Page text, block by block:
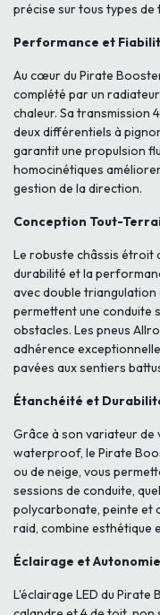
précise sur tous types de
Performance et
Au cœur du Pirate
complété par un
chaleur. Sa transmission
deux différentiels à
garantit une propulsion
homocinétiques
gestion de la direction.
Conception Tout-
Le robuste châssis étroit
durabilité et la
avec double triangulation
permettent une conduite
obstacles. Les pneus
adhérence
pavées aux sentiers
Étanchéité et
Grâce à son variateur
waterproof, le Pirate
ou de neige, vous
sessions de conduite,
polycarbonate, peinte et
raid, combine esthétique
Éclairage et Autonomie
L'éclairage LED du Pirate